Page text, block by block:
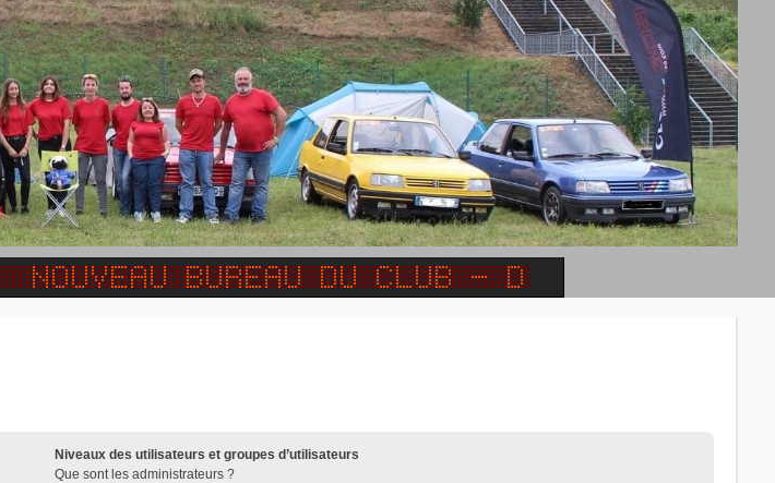
Niveaux des utilisateurs et groupes d’utilisateurs
Que sont les administrateurs ?